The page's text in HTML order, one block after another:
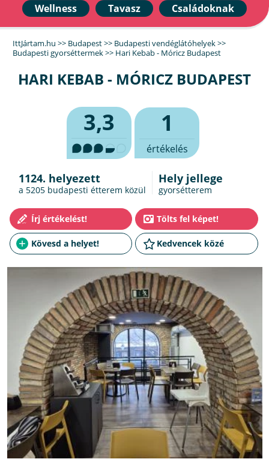
Wellness
Tavasz Családoknak
IttJártam.hu >> Budapest>> Budapesti vendéglátóhelyek>>
Budapesti gyorséttermek>> Hari Kebab - Móricz Budapest
HARI KEBAB - MÓRICZ BUDAPEST
3,3 1
értékelés
1124. helyezett
a 5205 budapesti étterem közül
Hely jellege
gyorsétterem